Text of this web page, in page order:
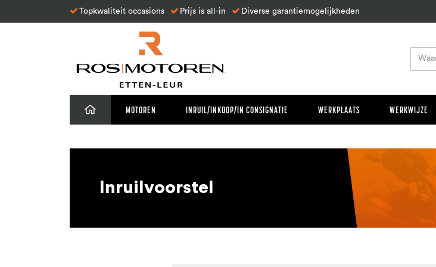
Topkwaliteit occasions Prijs is all-in Diverse garantiemogelijkheden
MOTOREN INRUIL/INKOOP/IN CONSIGNATIE WERKPLAATS WERKWIJZE
Inruilvoorstel